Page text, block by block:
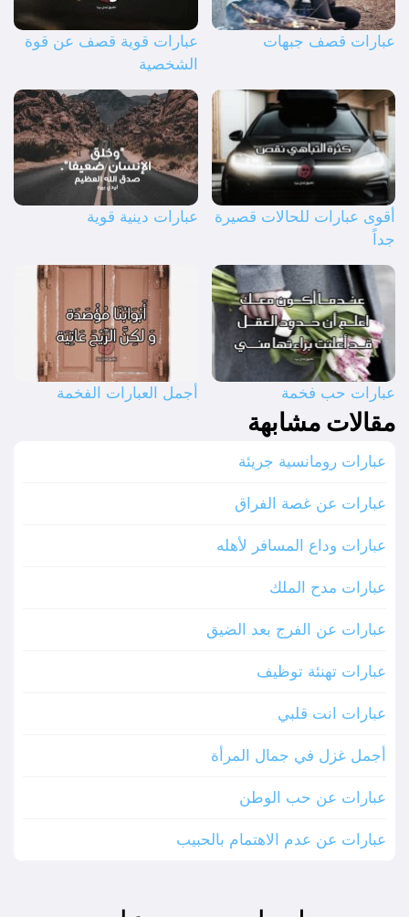
عبارات قصف جبهات
عبارات قوية قصف عن قوة
الشخصية
أقوى عبارات للحالات قصيرة
جداً
عبارات دينية قوية
عبارات حب فخمة أجمل العبارات الفخمة
مقالات مشابهة
عبارات رومانسية جريئة
عبارات عن غصة الفراق
عبارات وداع المسافر لأهله
عبارات مدح الملك
عبارات عن الفرج بعد الضيق
عبارات تهنئة توظيف
عبارات انت قلبي
أجمل غزل في جمال المرأة
عبارات عن حب الوطن
عبارات عن عدم الاهتمام بالحبيب